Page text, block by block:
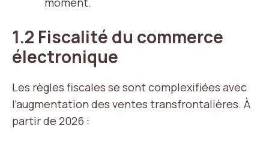
1.2 Fiscalité du commerce
électronique
Les règles fiscales se sont complexifiées avec
l’augmentation des ventes transfrontalières. À
partir de 2026 :